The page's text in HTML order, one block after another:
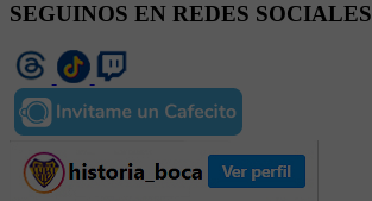
SEGUINOS EN REDES SOCIALES